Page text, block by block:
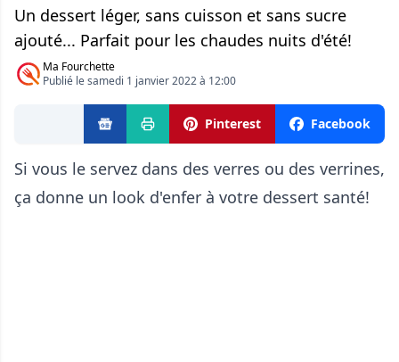
Un dessert léger, sans cuisson et sans sucre
ajouté... Parfait pour les chaudes nuits d'été!
Ma Fourchette
Publié le samedi 1 janvier 2022 à 12:00
Pinterest Facebook
Si vous le servez dans des verres ou des verrines,
ça donne un look d'enfer à votre dessert santé!